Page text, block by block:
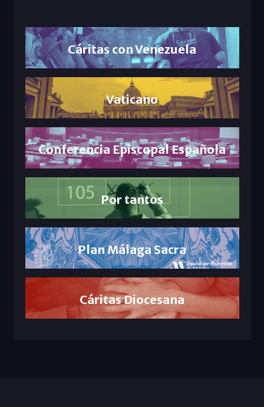
Cáritas con Venezuela
Vaticano
Conferencia Episcopal Española
Por tantos
Plan Málaga Sacra
Cáritas Diocesana